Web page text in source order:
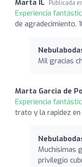
Marta IL Publicada
Experiencia
de agradecimiento.
Mil gracias
Marta Garcia de
Experiencia
trato y la rapidez
Muchísimas
privilegio